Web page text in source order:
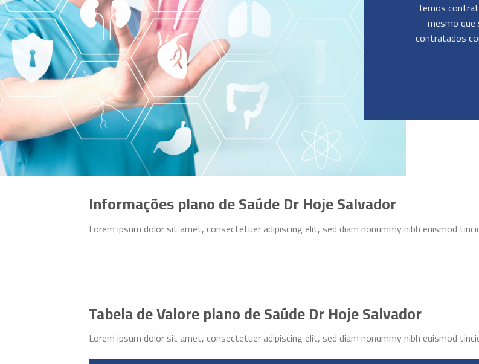
Temos
mesmo que
contratados
Informações plano de Saúde Dr Hoje Salvador
Lorem ipsum dolor sit amet, consectetuer adipiscing elit, sed diam nonummy nibh euismod
Tabela de Valore plano de Saúde Dr Hoje Salvador
Lorem ipsum dolor sit amet, consectetuer adipiscing elit, sed diam nonummy nibh euismod